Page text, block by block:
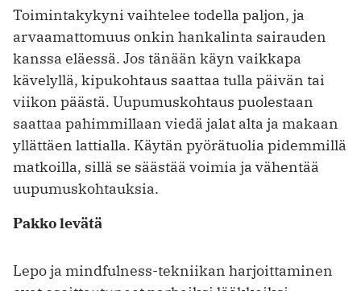
Toimintakykyni vaihtelee todella paljon, ja
arvaamattomuus onkin hankalinta sairauden
kanssa eläessä. Jos tänään käyn vaikkapa
kävelyllä, kipukohtaus saattaa tulla päivän tai
viikon päästä. Uupumuskohtaus puolestaan
saattaa pahimmillaan viedä jalat alta ja makaan
yllättäen lattialla. Käytän pyörätuolia pidemmillä
matkoilla, sillä se säästää voimia ja vähentää
uupumuskohtauksia.
Pakko levätä
Lepo ja mindfulness-tekniikan harjoittaminen